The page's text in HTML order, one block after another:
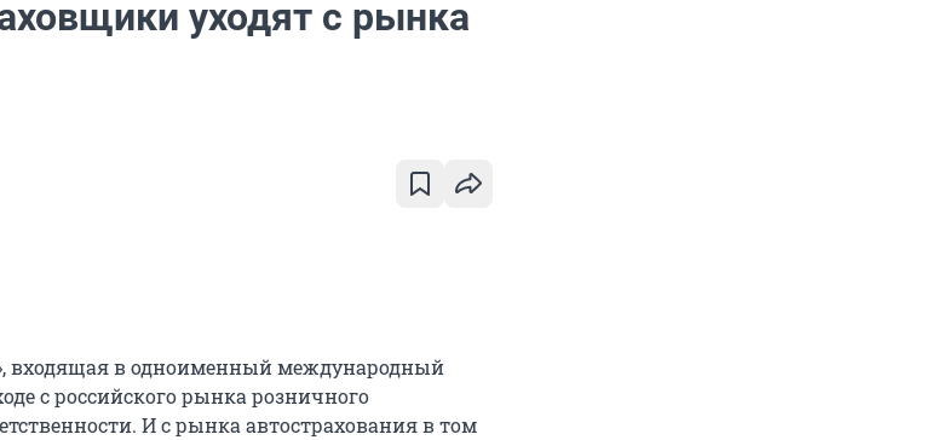
уходят с рынка
входящая в одноименный международный
с российского рынка розничного
И с рынка автострахования в том